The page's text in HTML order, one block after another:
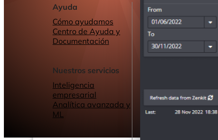
Ayuda
Cómo ayudamos
Centro de Ayuda y
Documentación
Nuestros servicios
Inteligencia
empresarial
Analítica avanzada y
ML
Otros recursos
Cuadros de
informes
Conectores
Seminarios web